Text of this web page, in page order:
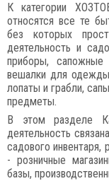
К категории
относятся все те
без которых
деятельность и
приборы,
вешалки для одежды
лопаты и грабли,
предметы.
В этом разделе
деятельность
садового инвентаря,
- розничные
базы,